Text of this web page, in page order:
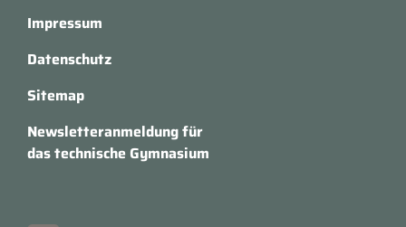
Impressum
Datenschutz
Sitemap
Newsletteranmeldung für
das technische Gymnasium